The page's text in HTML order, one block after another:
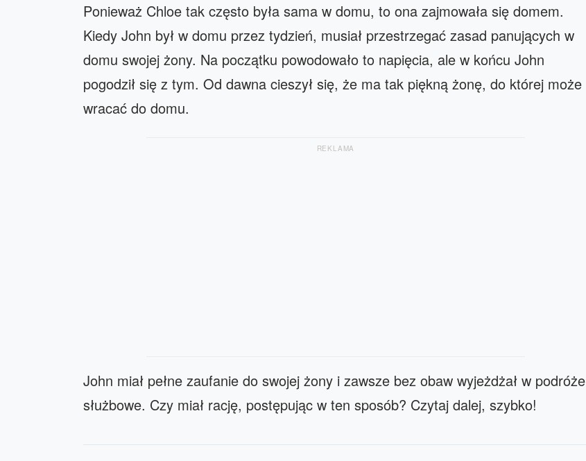
Ponieważ Chloe tak często była sama w domu, to ona zajmowała się domem.
Kiedy John był w domu przez tydzień, musiał przestrzegać zasad panujących w
domu swojej żony. Na początku powodowało to napięcia, ale w końcu John
pogodził się z tym. Od dawna cieszył się, że ma tak piękną żonę, do której może
wracać do domu.
REKLAMA
John miał pełne zaufanie do swojej żony i zawsze bez obaw wyjeżdżał w podróże
służbowe. Czy miał rację, postępując w ten sposób? Czytaj dalej, szybko!